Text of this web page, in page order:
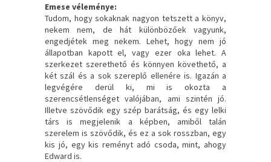
Emese véleménye:
Tudom, hogy sokaknak nagyon tetszett a könyv,
nekem nem, de hát különbözőek vagyunk,
engedjétek meg nekem. Lehet, hogy nem jó
állapotban kapott el, vagy ezer oka lehet. A
szerkezet szerethető és könnyen követhető, a
két szál és a sok szereplő ellenére is. Igazán a
legvégére derül ki, mi is okozta a
szerencsétlenséget valójában, ami szintén jó.
Illetve szövődik egy szép barátság, és egy lelki
társ is megjelenik a képben, amiből talán
szerelem is szövődik, és ez a sok rosszban, egy
kis jó, egy kis reményt adó csoda, mint, ahogy
Edward is.